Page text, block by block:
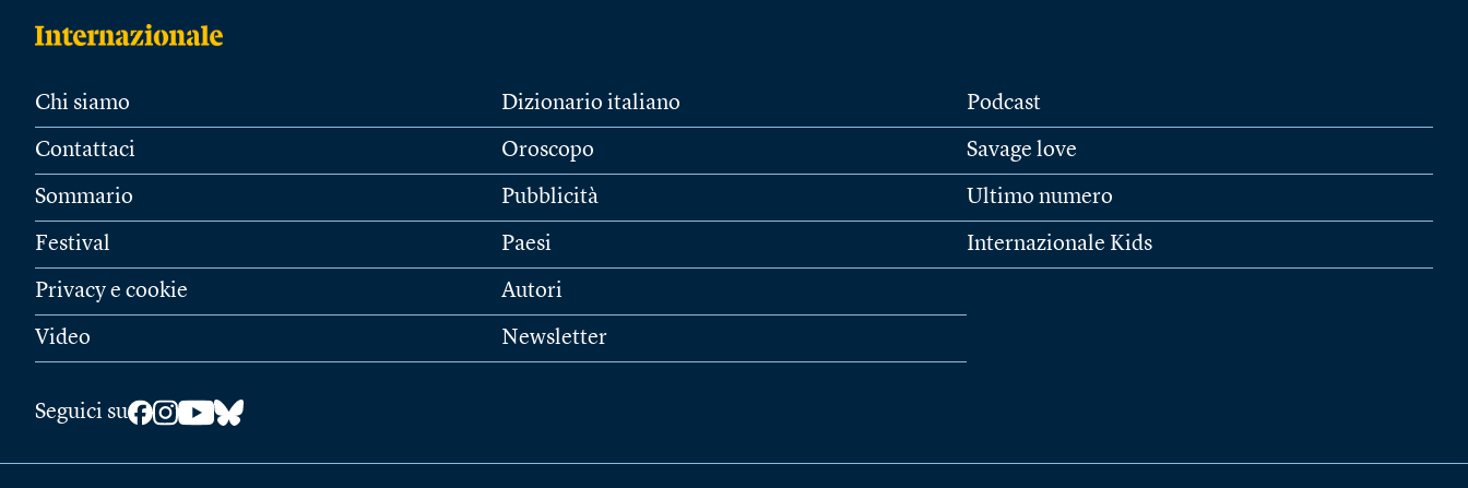
Chi siamo
Contattaci
Sommario
Festival
Privacy e cookie
Video
Dizionario italiano
Oroscopo
Pubblicità
Paesi
Autori
Newsletter
Podcast
Savage love
Ultimo numero
Internazionale Kids
Seguici su